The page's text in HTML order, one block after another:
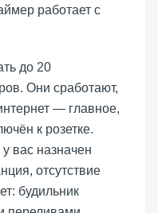
работает с
до 20
Они сработают,
— главное,
к розетке.
вас назначен
отсутствие
будильник